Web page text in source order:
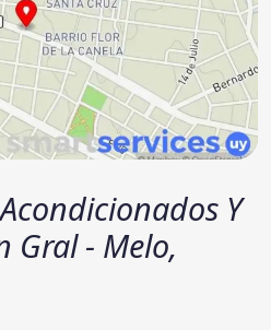
Y
Gral - Melo,